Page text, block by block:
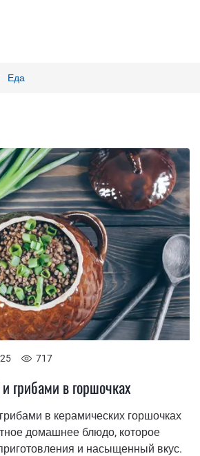
Еда
717
грибами в горшочках
в керамических горшочках
домашнее блюдо, которое
и насыщенный вкус.